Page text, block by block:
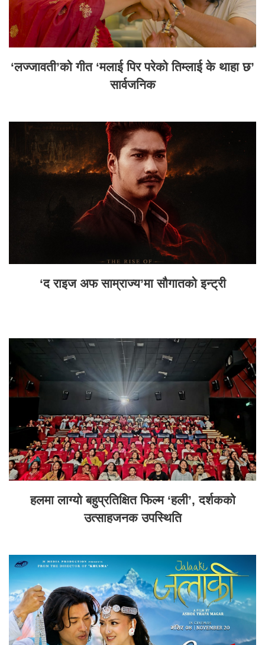
‘लज्जावती’को गीत ‘मलाई पिर परेको तिम्लाई के थाहा छ’
सार्वजनिक
‘द राइज अफ साम्राज्य’मा सौगातको इन्ट्री
हलमा लाग्यो बहुप्रतिक्षित फिल्म ‘हली’, दर्शकको
उत्साहजनक उपस्थिति